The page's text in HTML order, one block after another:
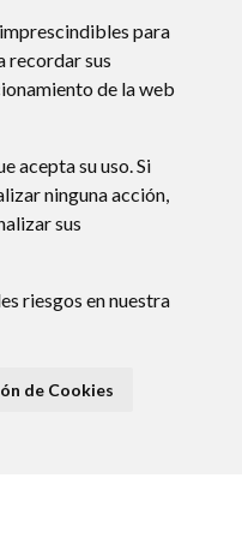
para
recordar sus
de la web
acepta su uso. Si
ninguna acción,
sus
riesgos en nuestra
de Cookies